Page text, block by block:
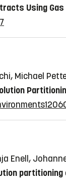
Using
Michael
Enell,